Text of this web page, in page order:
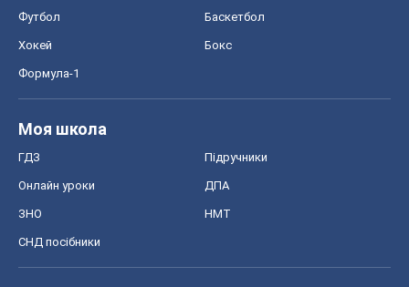
Футбол Баскетбол
Хокей Бокс
Формула-1
Моя школа
ГДЗ Підручники
Онлайн уроки ДПА
ЗНО НМТ
СНД посібники